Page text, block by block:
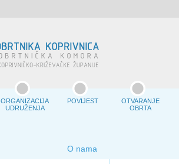
ORGANIZACIJA
UDRUŽENJA
POVIJEST
OTVARANJE
OBRTA
O nama